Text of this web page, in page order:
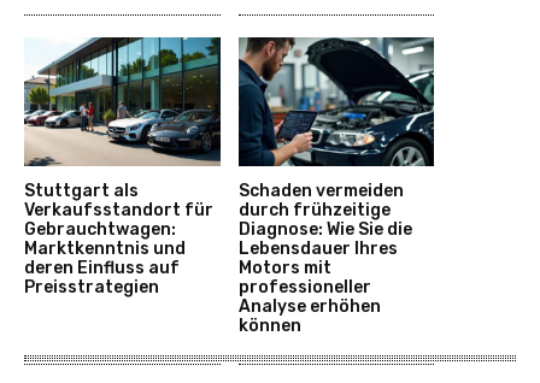
Stuttgart als
Verkaufsstandort für
Gebrauchtwagen:
Marktkenntnis und
deren Einfluss auf
Preisstrategien
Schaden vermeiden
durch frühzeitige
Diagnose: Wie Sie die
Lebensdauer Ihres
Motors mit
professioneller
Analyse erhöhen
können